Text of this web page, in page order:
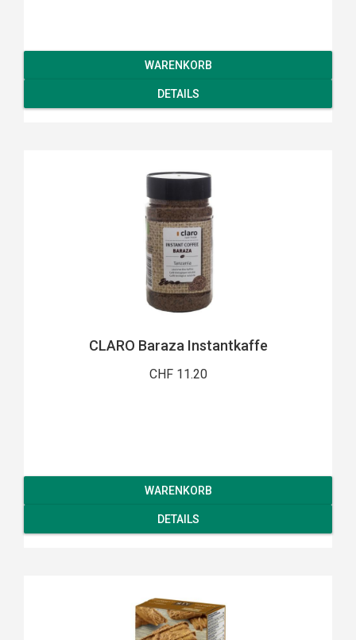
WARENKORB
DETAILS
CLARO Baraza Instantkaffe
CHF 11.20
WARENKORB
DETAILS